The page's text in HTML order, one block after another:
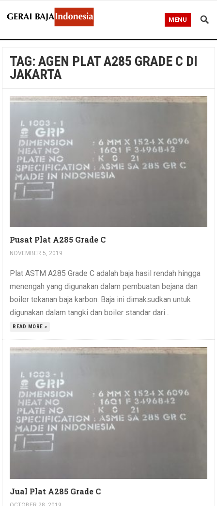
MENU
TAG:AGEN PLAT A285 GRADE C DI
JAKARTA
Pusat Plat A285 Grade C
NOVEMBER 5, 2019
Plat ASTM A285 Grade C adalah baja hasil rendah hingga
menengah yang digunakan dalam pembuatan bejana dan
boiler tekanan baja karbon. Baja ini dimaksudkan untuk
digunakan dalam tangki dan boiler standar dari...
READ MORE »
Jual Plat A285 Grade C